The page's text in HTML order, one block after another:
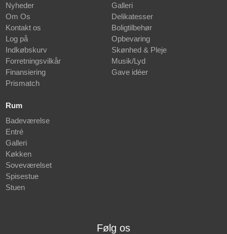
Nyheder
Om Os
Kontakt os
Log på
Indkøbskurv
Forretningsvilkår
Finansiering
Prismatch
Galleri
Delikatesser
Boligtilbehør
Opbevaring
Skønhed & Pleje
Musik/Lyd
Gave idéer
Rum
Badeværelse
Entré
Galleri
Køkken
Soveværelset
Spisestue
Stuen
Følg os